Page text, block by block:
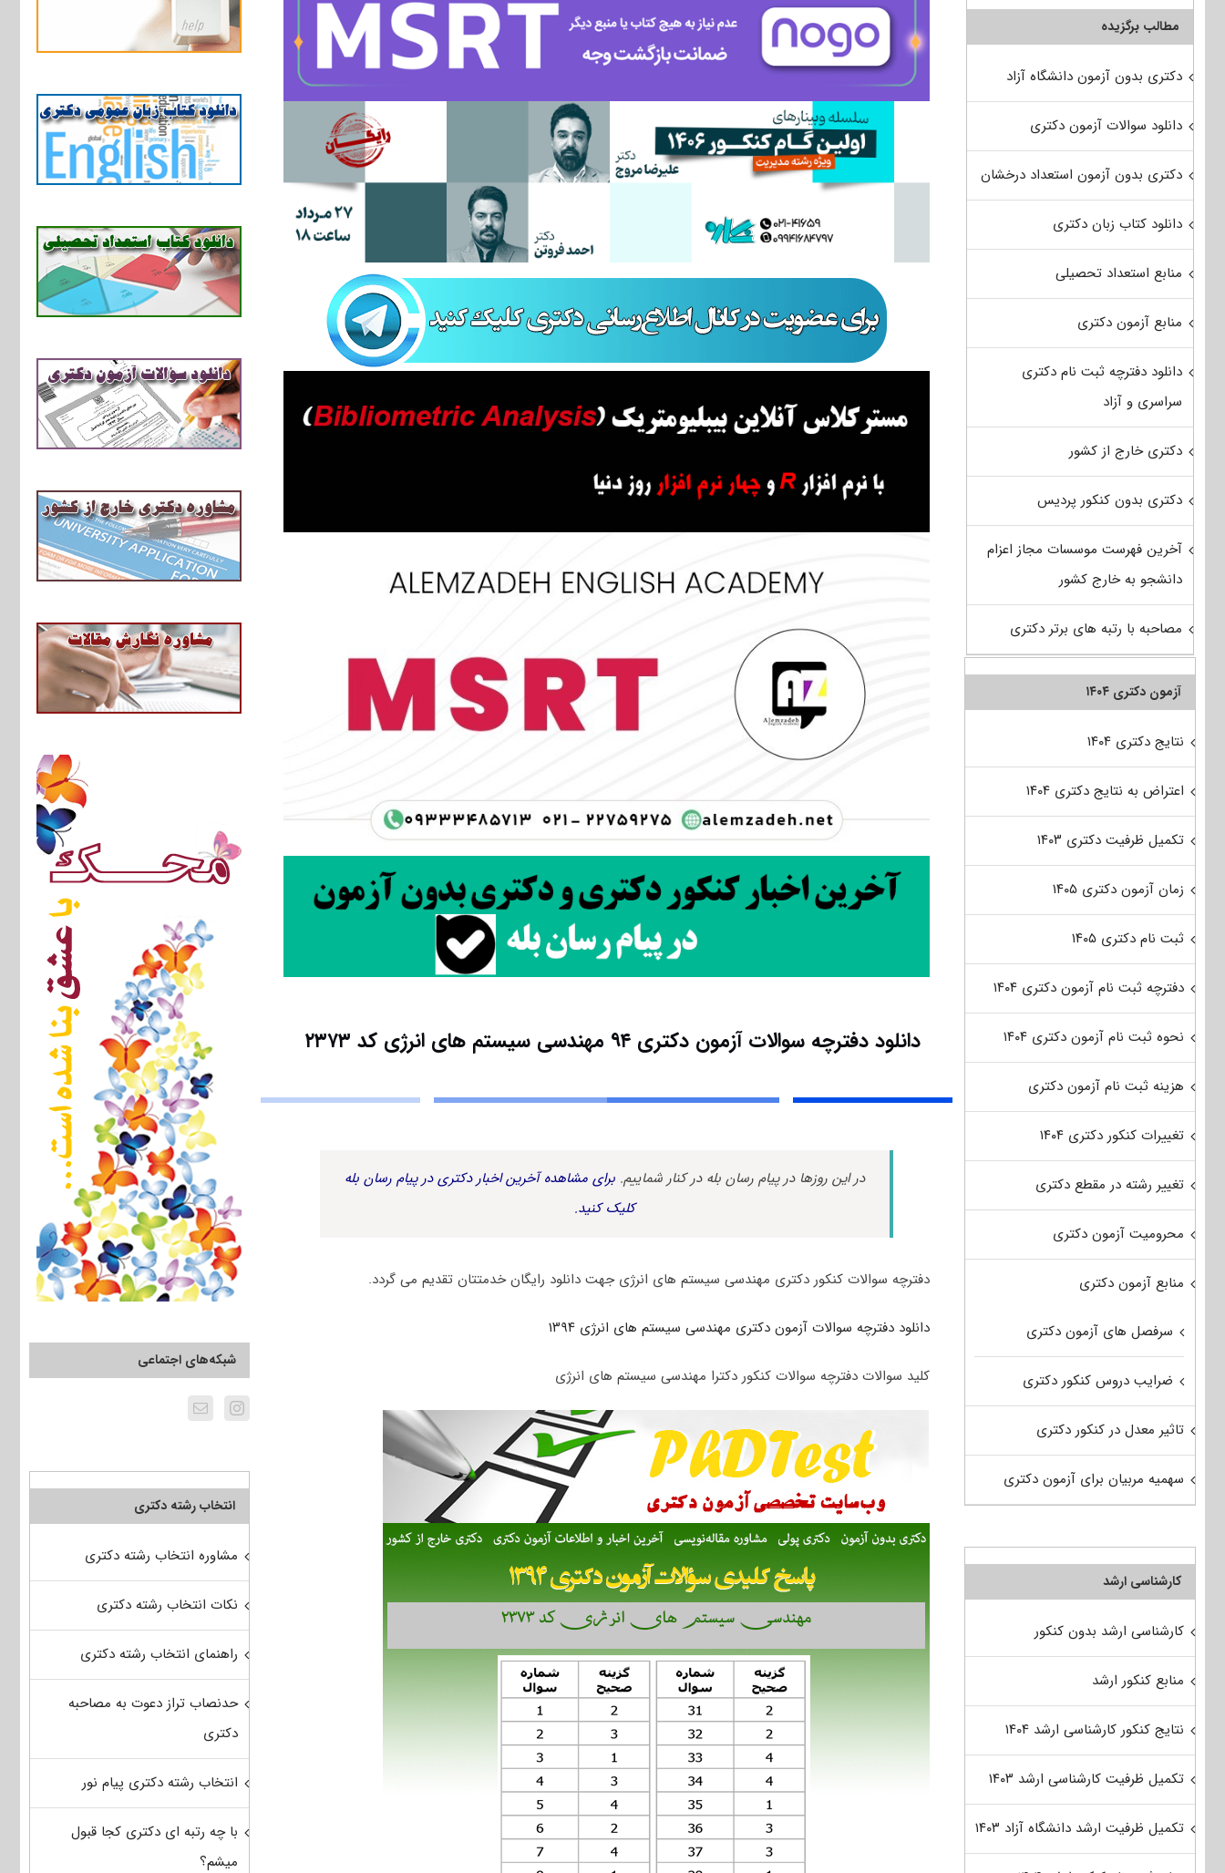
دانلود دفترچه سوالات آزمون دکتری ۹۴ مهندسی سیستم های انرژی کد ۲۳۷۳
در این روزها در پیام رسان بله در کنار شماییم. برای مشاهده آخرین اخبار دکتری در پیام رسان بله
کلیک کنید.
دفترچه سوالات کنکور دکتری مهندسی سیستم های انرژی جهت دانلود رایگان خدمتتان تقدیم می گردد.
دانلود دفترچه سوالات آزمون دکتری مهندسی سیستم های انرژی ۱۳۹۴
کلید سوالات دفترچه سوالات کنکور دکترا مهندسی سیستم های انرژی
شبکه‌های اجتماعی
انتخاب رشته دکتری
مشاوره انتخاب رشته دکتری
نکات انتخاب رشته دکتری
راهنمای انتخاب رشته دکتری
حدنصاب تراز دعوت به مصاحبه
دکتری
انتخاب رشته دکتری پیام نور
با چه رتبه ای دکتری کجا قبول
میشم؟
مطالب برگزیده
دکتری بدون آزمون دانشگاه آزاد
دانلود سوالات آزمون دکتری
دکتری بدون آزمون استعداد درخشان
دانلود کتاب زبان دکتری
منابع استعداد تحصیلی
منابع آزمون دکتری
دانلود دفترچه ثبت نام دکتری
سراسری و آزاد
دکتری خارج از کشور
دکتری بدون کنکور پردیس
آخرین فهرست موسسات مجاز اعزام
دانشجو به خارج کشور
مصاحبه با رتبه های برتر دکتری
آزمون دکتری ۱۴۰۴
نتایج دکتری ۱۴۰۴
اعتراض به نتایج دکتری ۱۴۰۴
تکمیل ظرفیت دکتری ۱۴۰۳
زمان آزمون دکتری ۱۴۰۵
ثبت نام دکتری ۱۴۰۵
دفترچه ثبت نام آزمون دکتری ۱۴۰۴
نحوه ثبت نام آزمون دکتری ۱۴۰۴
هزینه ثبت نام آزمون دکتری
تغییرات کنکور دکتری ۱۴۰۴
تغییر رشته در مقطع دکتری
محرومیت آزمون دکتری
منابع آزمون دکتری
سرفصل های آزمون دکتری
ضرایب دروس کنکور دکتری
تاثیر معدل در کنکور دکتری
سهمیه مربیان برای آزمون دکتری
کارشناسی ارشد
کارشناسی ارشد بدون کنکور
منابع کنکور ارشد
نتایج کنکور کارشناسی ارشد ۱۴۰۴
تکمیل ظرفیت کارشناسی ارشد ۱۴۰۳
تکمیل ظرفیت ارشد دانشگاه آزاد ۱۴۰۳